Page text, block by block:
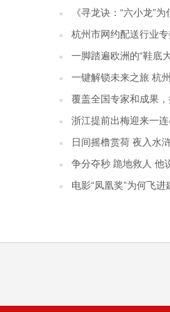
《寻龙诀：“六小龙”
杭州市网约配送行业专
一脚踏遍欧洲的“鞋底
一键解锁未来之旅 杭
覆盖全国专家和成果，
浙江提前出梅迎来一连
日间摇橹赏荷 夜入水
争分夺秒 跪地救人 他
电影“凤凰奖”为何飞进